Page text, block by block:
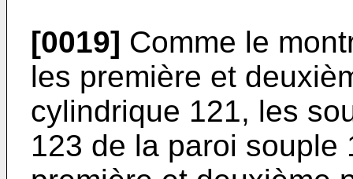
[0019] Comme le
les première et
cylindrique 121, les
123 de la paroi souple